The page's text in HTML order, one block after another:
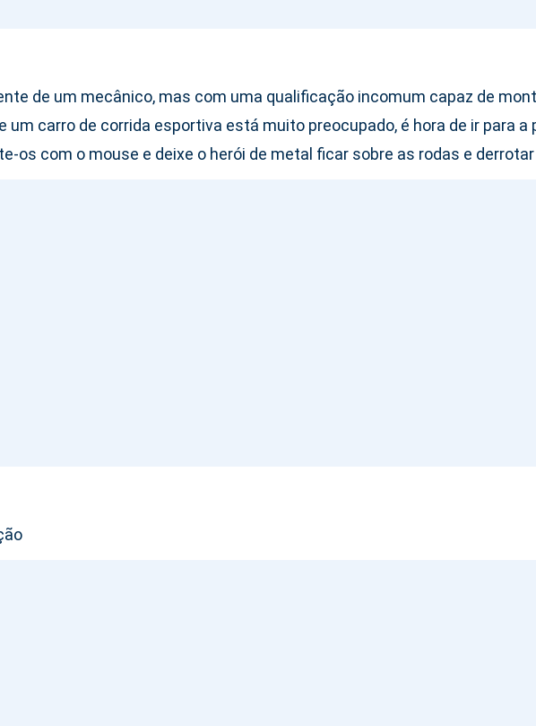
de um mecânico, mas com uma qualificação incomum capaz de
carro de corrida esportiva está muito preocupado, é hora de ir para
os com o mouse e deixe o herói de metal ficar sobre as rodas e